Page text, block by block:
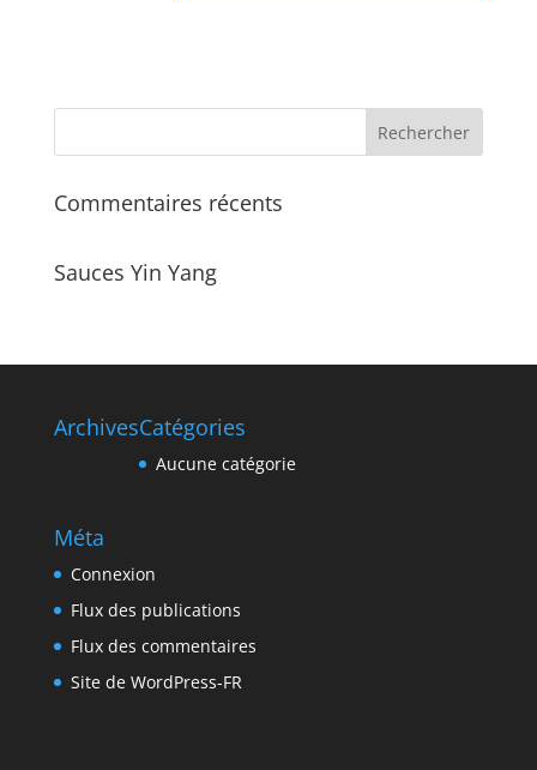
Commentaires récents
Sauces Yin Yang
ArchivesCatégories
Aucune catégorie
Méta
Connexion
Flux des publications
Flux des commentaires
Site de WordPress-FR